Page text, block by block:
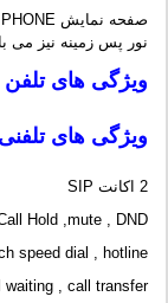
نور پس زمینه نیز می
ویژگی های تلفن
ویژگی های تلفنی
2 اکانت SIP
Hold ,mute , DND
speed dial , hotline
waiting , call transfer